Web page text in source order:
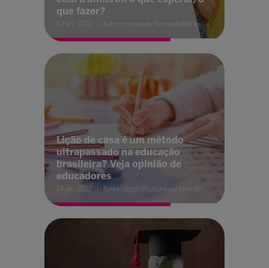
que fazer?
02 fev. 2022 Autor convidado: Fernando Barão
Lição de casa é um método
ultrapassado na educação
brasileira? Veja opinião de
educadores
24 jan. 2022 Fonte: https://cultura.uol.com.br/